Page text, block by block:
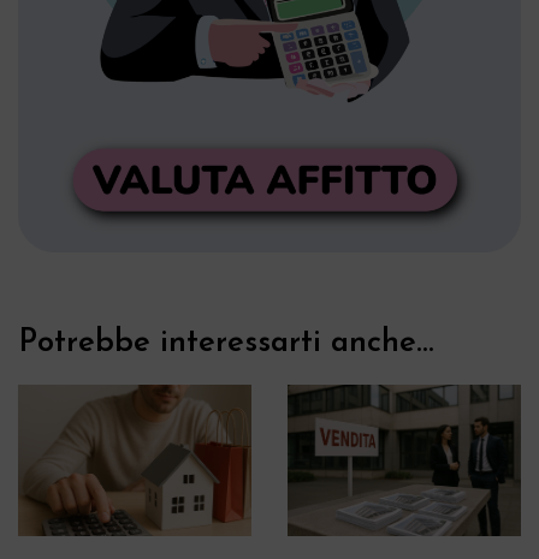
Potrebbe interessarti anche...